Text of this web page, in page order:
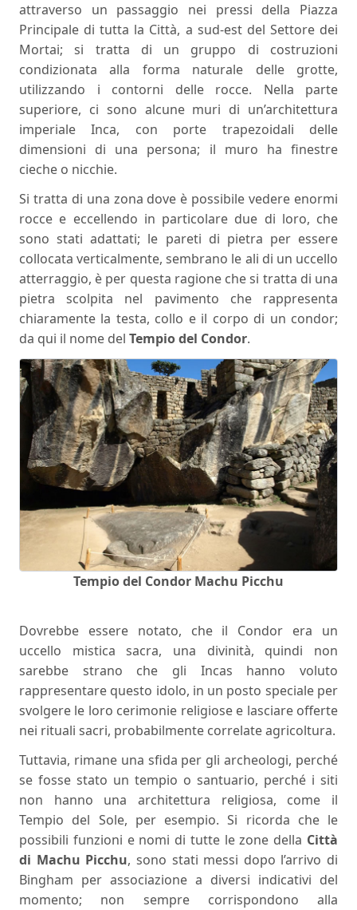
attraverso un passaggio nei pressi della Piazza
Principale di tutta la Città, a sud-est del Settore dei
Mortai; si tratta di un gruppo di costruzioni
condizionata alla forma naturale delle grotte,
utilizzando i contorni delle rocce. Nella parte
superiore, ci sono alcune muri di un’architettura
imperiale Inca, con porte trapezoidali delle
dimensioni di una persona; il muro ha finestre
cieche o nicchie.
Si tratta di una zona dove è possibile vedere enormi
rocce e eccellendo in particolare due di loro, che
sono stati adattati; le pareti di pietra per essere
collocata verticalmente, sembrano le ali di un uccello
atterraggio, è per questa ragione che si tratta di una
pietra scolpita nel pavimento che rappresenta
chiaramente la testa, collo e il corpo di un condor;
da qui il nome del Tempio del Condor.
Tempio del Condor Machu Picchu
Dovrebbe essere notato, che il Condor era un
uccello mistica sacra, una divinità, quindi non
sarebbe strano che gli Incas hanno voluto
rappresentare questo idolo, in un posto speciale per
svolgere le loro cerimonie religiose e lasciare offerte
nei rituali sacri, probabilmente correlate agricoltura.
Tuttavia, rimane una sfida per gli archeologi, perché
se fosse stato un tempio o santuario, perché i siti
non hanno una architettura religiosa, come il
Tempio del Sole, per esempio. Si ricorda che le
possibili funzioni e nomi di tutte le zone della Città
di Machu Picchu, sono stati messi dopo l’arrivo di
Bingham per associazione a diversi indicativi del
momento; non sempre corrispondono alla